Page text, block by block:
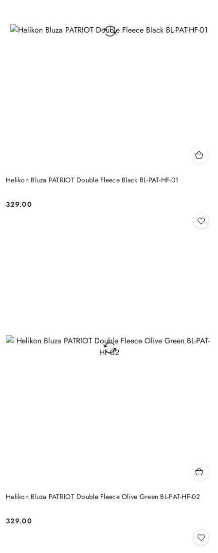
Helikon Bluza PATRIOT Double Fleece Black BL-PAT-HF-01
Cena:
329.00
Helikon Bluza PATRIOT Double Fleece Olive Green BL-PAT-HF-02
Cena:
329.00